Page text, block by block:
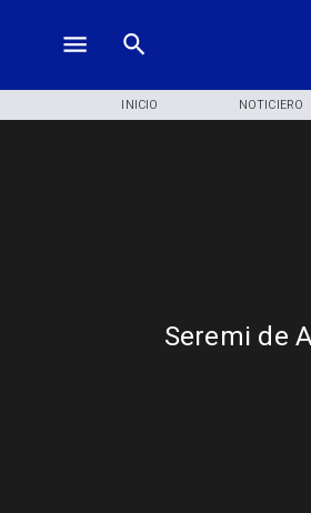
INICIO NOTICIERO
Seremi de